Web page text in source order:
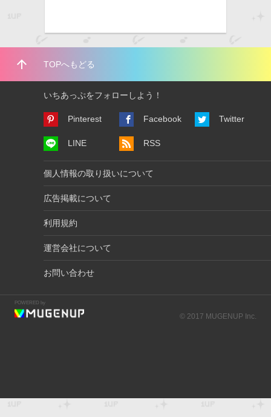
arrow_upward TOPへもどる
いちあっぷをフォローしよう！
Pinterest Facebook Twitter
LINE RSS
個人情報の取り扱いについて
広告掲載について
利用規約
運営会社について
お問い合わせ
POWERED by
© 2017 MUGENUP Inc.